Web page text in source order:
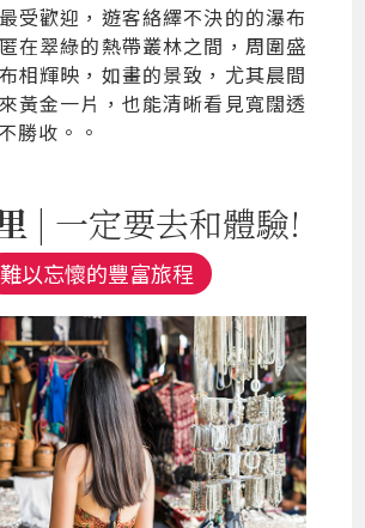
受歡迎，遊客絡繹不決的的瀑布
在翠綠的熱帶叢林之間，周圍盛
相輝映，如畫的景致，尤其晨間
黃金一片，也能清晰看見寬闊透
勝收。。
| 一定要去和體驗!
難以忘懷的豐富旅程